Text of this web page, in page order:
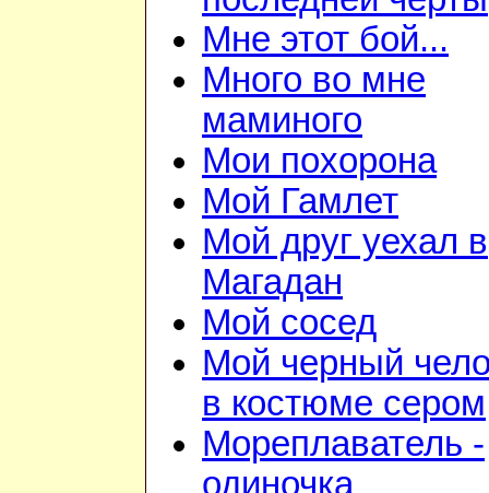
Мне этот бой...
Много во мне
маминого
Мои похорона
Мой Гамлет
Мой друг уехал в
Магадан
Мой сосед
Мой черный
в костюме сером
Мореплаватель -
одиночка